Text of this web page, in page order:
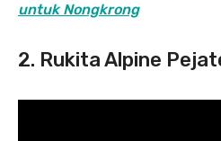
untuk Nongkrong
2. Rukita Alpine